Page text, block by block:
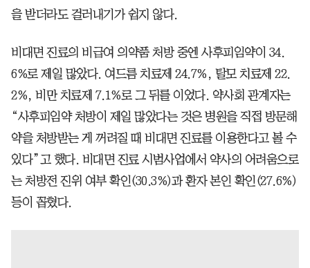
을 받더라도 걸러내기가 쉽지 않다.
비대면 진료의 비급여 의약품 처방 중엔 사후피임약이 34.
6%로 제일 많았다. 여드름 치료제 24.7%, 탈모 치료제 22.
2%, 비만 치료제 7.1%로 그 뒤를 이었다. 약사회 관계자는
“사후피임약 처방이 제일 많았다는 것은 병원을 직접 방문해
약을 처방받는 게 꺼려질 때 비대면 진료를 이용한다고 볼 수
있다”고 했다. 비대면 진료 시범사업에서 약사의 어려움으로
는 처방전 진위 여부 확인(30.3%)과 환자 본인 확인(27.6%)
등이 꼽혔다.